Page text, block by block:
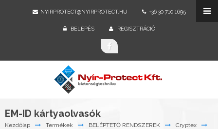
NYIRPROTECT@NYIRPROTECT.HU +36 30 710 1695
BELÉPÉS REGISZTRÁCIÓ
EM-ID kártyaolvasók
Kezdőlap Termékek BELÉPTETŐ RENDSZEREK
Cryptex